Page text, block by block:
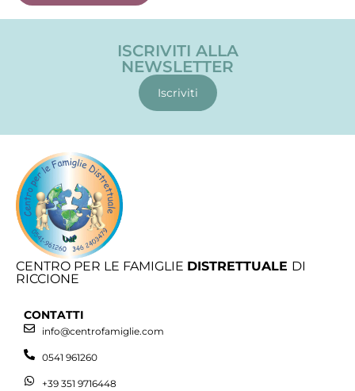
ISCRIVITI ALLA
NEWSLETTER
Iscriviti
CENTRO PER LE FAMIGLIE DISTRETTUALE DI
RICCIONE
CONTATTI
info@centrofamiglie.com
0541 961260
+39 351 9716448